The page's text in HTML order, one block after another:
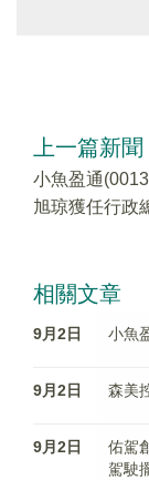
上一篇新聞
小魚盈通
旭琼獲任行政
相關文章
9月2日 小魚
9月2日 森美
9月2日
佑駕
駕駛